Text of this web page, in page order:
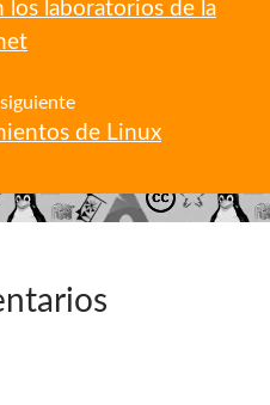
los laboratorios de la
de Linux